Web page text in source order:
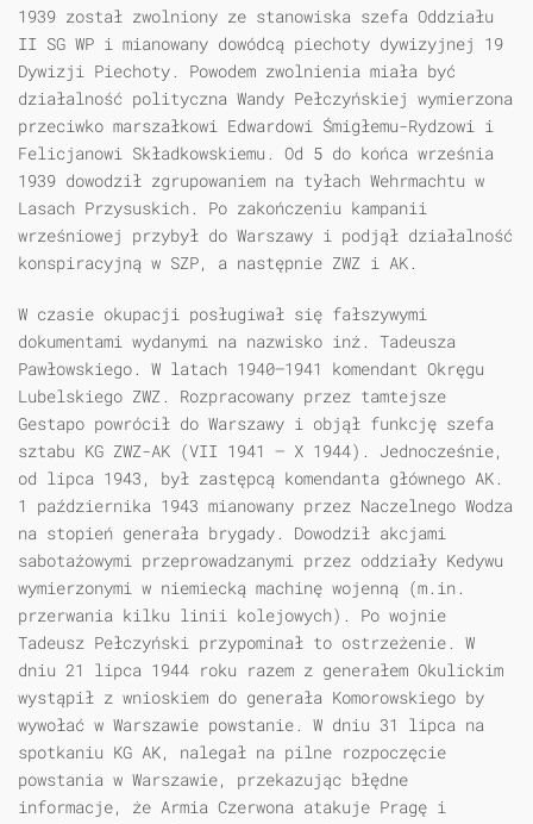
1939 został zwolniony ze stanowiska szefa Oddziału
II SG WP i mianowany dowódcą piechoty dywizyjnej 19
Dywizji Piechoty. Powodem zwolnienia miała być
działalność polityczna Wandy Pełczyńskiej wymierzona
przeciwko marszałkowi Edwardowi Śmigłemu-Rydzowi i
Felicjanowi Składkowskiemu. Od 5 do końca września
1939 dowodził zgrupowaniem na tyłach Wehrmachtu w
Lasach Przysuskich. Po zakończeniu kampanii
wrześniowej przybył do Warszawy i podjął działalność
konspiracyjną w SZP, a następnie ZWZ i AK.
W czasie okupacji posługiwał się fałszywymi
dokumentami wydanymi na nazwisko inż. Tadeusza
Pawłowskiego. W latach 1940–1941 komendant Okręgu
Lubelskiego ZWZ. Rozpracowany przez tamtejsze
Gestapo powrócił do Warszawy i objął funkcję szefa
sztabu KG ZWZ-AK (VII 1941 – X 1944). Jednocześnie,
od lipca 1943, był zastępcą komendanta głównego AK.
1 października 1943 mianowany przez Naczelnego Wodza
na stopień generała brygady. Dowodził akcjami
sabotażowymi przeprowadzanymi przez oddziały Kedywu
wymierzonymi w niemiecką machinę wojenną (m.in.
przerwania kilku linii kolejowych). Po wojnie
Tadeusz Pełczyński przypominał to ostrzeżenie. W
dniu 21 lipca 1944 roku razem z generałem Okulickim
wystąpił z wnioskiem do generała Komorowskiego by
wywołać w Warszawie powstanie. W dniu 31 lipca na
spotkaniu KG AK, nalegał na pilne rozpoczęcie
powstania w Warszawie, przekazując błędne
informacje, że Armia Czerwona atakuje Pragę i